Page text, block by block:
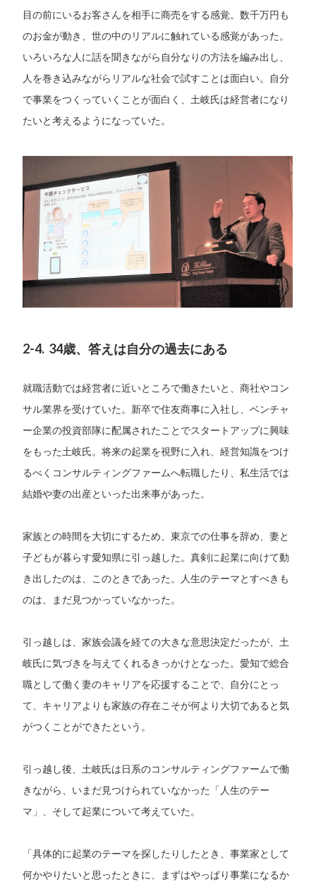
目の前にいるお客さんを相手に商売をする感覚。数千万円も
のお金が動き、世の中のリアルに触れている感覚があった。
いろいろな人に話を聞きながら自分なりの方法を編み出し、
人を巻き込みながらリアルな社会で試すことは面白い。自分
で事業をつくっていくことが面白く、土岐氏は経営者になり
たいと考えるようになっていた。
2-4. 34歳、答えは自分の過去にある
就職活動では経営者に近いところで働きたいと、商社やコン
サル業界を受けていた。新卒で住友商事に入社し、ベンチャ
ー企業の投資部隊に配属されたことでスタートアップに興味
をもった土岐氏。将来の起業を視野に入れ、経営知識をつけ
るべくコンサルティングファームへ転職したり、私生活では
結婚や妻の出産といった出来事があった。
家族との時間を大切にするため、東京での仕事を辞め、妻と
子どもが暮らす愛知県に引っ越した。真剣に起業に向けて動
き出したのは、このときであった。人生のテーマとすべきも
のは、まだ見つかっていなかった。
引っ越しは、家族会議を経ての大きな意思決定だったが、土
岐氏に気づきを与えてくれるきっかけとなった。愛知で総合
職として働く妻のキャリアを応援することで、自分にとっ
て、キャリアよりも家族の存在こそが何より大切であると気
がつくことができたという。
引っ越し後、土岐氏は日系のコンサルティングファームで働
きながら、いまだ見つけられていなかった「人生のテー
マ」、そして起業について考えていた。
「具体的に起業のテーマを探したりしたとき、事業家として
何かやりたいと思ったときに、まずはやっぱり事業になるか